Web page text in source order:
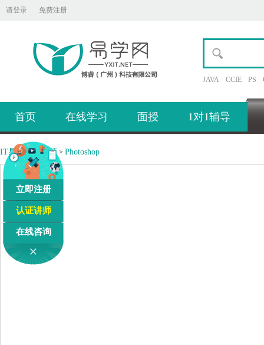
请登录 免费注册
JAVA CCIE PS
首页 在线学习 面授 1对1辅导
IT易学网>视频 > Photoshop
立即注册
认证讲师
在线咨询
×